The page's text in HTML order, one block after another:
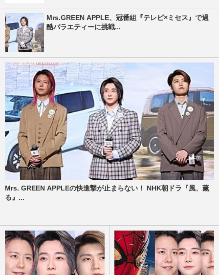
Mrs.GREEN APPLE、冠番組『テレビ×ミセス』で過
酷バラエティーに挑戦...
Mrs. GREEN APPLEの快進撃が止まらない！ NHK朝ドラ『風、薫
る』...